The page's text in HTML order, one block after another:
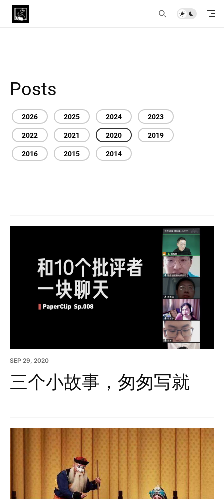
Posts
2026 2025 2024
2023
2022
2021 2020
2019
2016
2015 2014
SEP 29, 2020
三个小故事，匆匆写就